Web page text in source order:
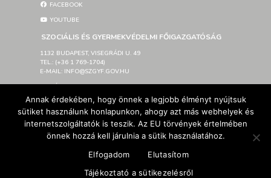
FACEBOOK
YOUTUBE
SZOCIÁLIS ÉS GYERMEKVÉDELMI FŐIGAZGATÓSÁG
1132 BUDAPEST, VISEGRÁDI U. 49
TEL.: (+36 1 769-1704)
E-MAIL: INFO@SZGYF.GOV.HU
SAJTÓSZOBA
LETÖLTHETŐ LOGÓK
IMPRESSZUM
AKADÁLYMENTESÍTÉSI NYILATKOZAT
© Szociális és Gyermekvédelmi Főigazgatóság 2026 –
Annak érdekében, hogy önnek a legjobb élményt nyújtsuk
sütiket használunk honlapunkon, ahogy azt más webhelyek és
internetszolgáltatók is teszik. Az EU törvények értelmében
önnek hozzá kell járulnia a sütik használatához.
Elfogadom
Elutasítom
Tájékoztató a sütikezelésről